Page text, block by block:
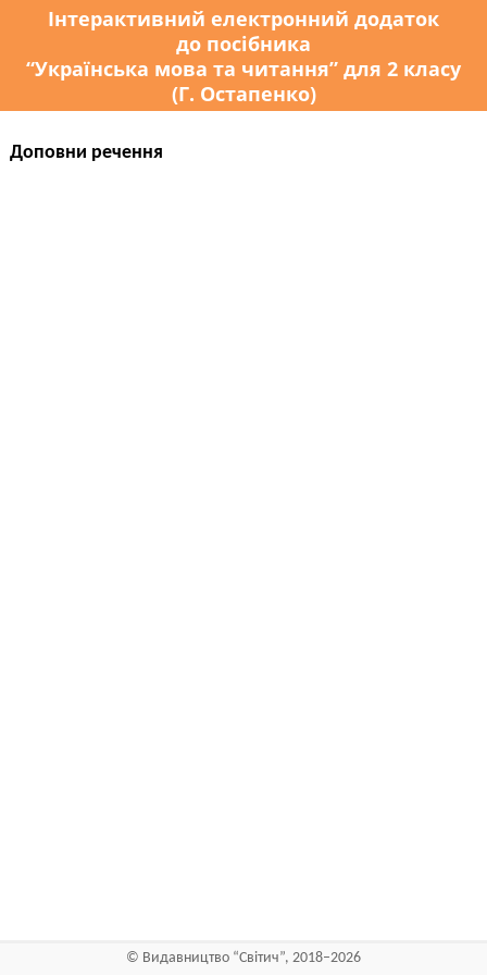
Інтерактивний електронний додаток
до посібника
“Українська мова та читання” для 2 класу
(Г. Остапенко)
Доповни речення
© Видавництво “Світич”, 2018–2026